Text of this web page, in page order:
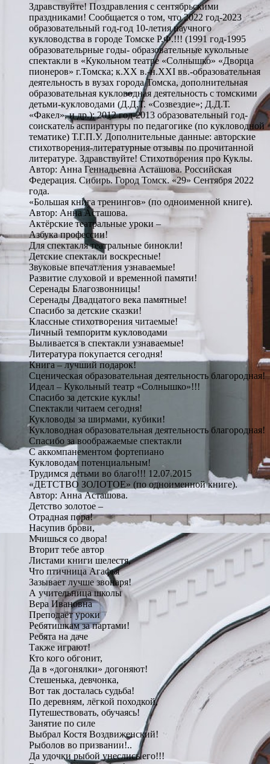
Здравствуйте! Поздравления с сентябрьскими
праздниками! Сообщается о том, что 2022 год-2023
образовательный год-год 10-летия научного
кукловодства в городе Томске Р.Ф.!!! (1991 год-1995
образовательрные годы- образовательные кукольные
спектакли в «Кукольном театре «Солнышко» «Дворца
пионеров» г.Томска; к.ХХ в.-н.ХХI вв.-образовательная
деятельность в вузах города Томска, дополнительная
образовательная кукловодная деятельность с томскими
детьми-кукловодами (Д.Д.Т. «Созвездие»; Д.Д.Т.
«Факел», и др.); 2012 год-2013 образовательный год-
соискатель аспирантуры по педагогике (по кукловодной
тематике) Т.Г.П.У. Дополнительные данные: авторские
стихотворения-литературные отзывы по прочитанной
литературе. Здравствуйте! Стихотворения про Куклы.
Автор: Анна Геннадьевна Асташова. Российская
Федерация. Сибирь. Город Томск. «29» Сентября 2022
года.
«Большая книга тренингов» (по одноименной книге).
Автор: Анна Асташова.
Актёрские театральные уроки –
Азбука профессии!
Для спектакля театральные бинокли!
Детские спектакли воскресные!
Звуковые впечатления узнаваемые!
Развитие слуховой и временной памяти!
Серенады Благозвонницы!
Серенады Двадцатого века памятные!
Спасибо за детские сказки!
Классные стихотворения читаемые!
Личный темпоритм кукловодами
Выливается в спектакли узнаваемые!
Литература покупается сегодня!
Книга – лучший подарок!
Сценическая образовательная деятельность благородная!
Идеал – Кукольный театр «Солнышко»!!!
Спасибо за детские куклы!
Спектакли читаем сегодня!
Кукловоды за ширмами, кубики!
Кукловодная образовательная деятельность благородная!
Спасибо за воображаемые спектакли
С аккомпанементом фортепиано
Кукловодам потенциальным!
Трудимся детьми во благо!!! 12.07.2015
«ДЕТСТВО ЗОЛОТОЕ» (по одноименной книге).
Автор: Анна Асташова.
Детство золотое –
Отрадная пора!
Насупив брови,
Мчишься со двора!
Вторит тебе автор
Листами книги шелестя,
Что птичница Агафья
Зазывает лучше звонаря!
А учительница школы
Вера Ивановна
Преподаёт уроки
Ребятишкам за партами!
Ребята на даче
Также играют!
Кто кого обгонит,
Да в «догонялки» догоняют!
Стешенька, девчонка,
Вот так досталась судьба!
По деревням, лёгкой походкой,
Путешествовать, обучаясь!
Занятие по силе
Выбрал Костя Воздвиженский!
Рыболов во призвании!..
Да удочки рыбой унеслись его!!!